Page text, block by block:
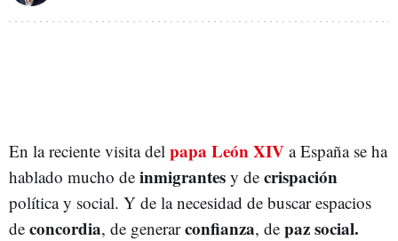
En la reciente visita del papa León XIV a España se ha
hablado mucho de inmigrantes y de crispación
política y social. Y de la necesidad de buscar espacios
de concordia, de generarconfianza, de paz social.